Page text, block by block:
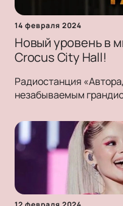
14 февраля 2024
Новый уровень в
Crocus City Hall!
Радиостанция
незабываемым